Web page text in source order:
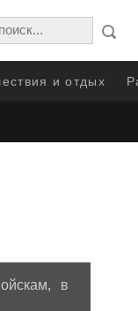
и отдых
в